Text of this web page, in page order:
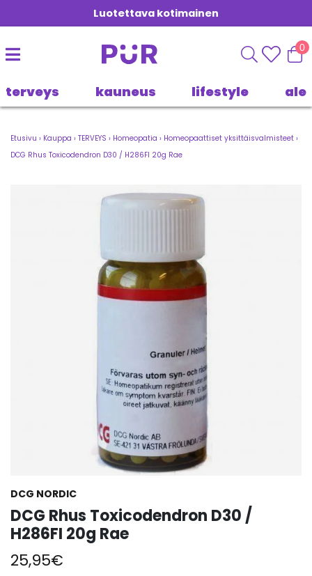
Luotettava kotimainen
0
terveys kauneus lifestyle ale
Etusivu › Kauppa › TERVEYS › Homeopatia › Homeopaattiset yksittäisvalmisteet ›
DCG Rhus Toxicodendron D30 / H286FI 20g Rae
DCG NORDIC
DCG Rhus Toxicodendron D30 /
H286FI 20g Rae
25,95€